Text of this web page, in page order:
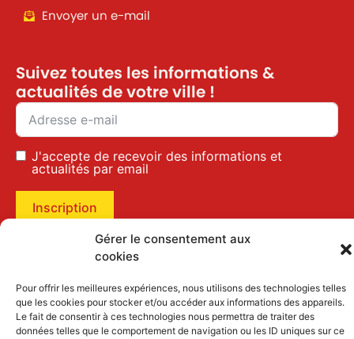
Gérer le consentement aux
cookies
Pour offrir les meilleures expériences, nous utilisons des technologies telles
que les cookies pour stocker et/ou accéder aux informations des appareils.
Le fait de consentir à ces technologies nous permettra de traiter des
données telles que le comportement de navigation ou les ID uniques sur ce
Envoyer un e-mail
Suivez toutes les informations &
actualités de votre ville !
J'accepte de recevoir des informations et
actualités par email
Inscription